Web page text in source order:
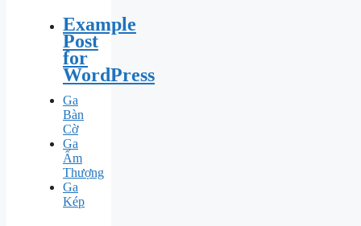
Example
Post
for
WordPress
Ga
Bàn
Cờ
Ga
Ấm
Thượng
Ga
Kép